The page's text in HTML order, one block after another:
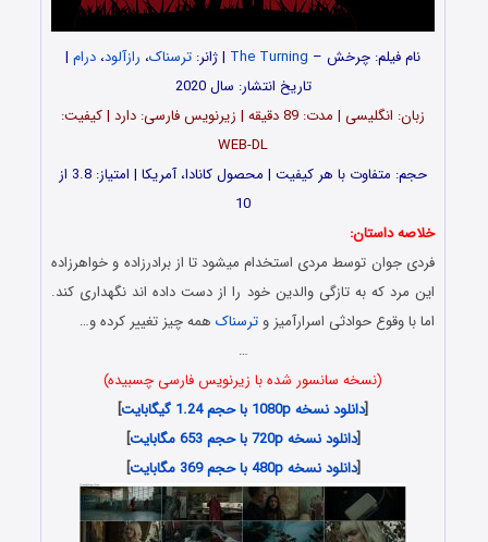
نام فیلم: چرخش – The Turning | ژانر: ترسناک، رازآلود، درام |
تاریخ انتشار: سال 2020
زبان: انگلیسی | مدت: 89 دقیقه | زیرنویس فارسی: دارد | کیفیت:
WEB-DL
حجم: متفاوت با هر کیفیت | محصول کانادا، آمریکا | امتیاز: 3.8 از
10
خلاصه داستان:
فردی جوان توسط مردی استخدام میشود تا از برادرزاده و خواهرزاده
این مرد که به تازگی والدین‌ خود را از دست داده‌ اند نگهداری کند.
اما با وقوع حوادثی اسرارآمیز وترسناک همه چیز تغییر کرده و…
…
(نسخه سانسور شده با زیرنویس فارسی چسبیده)
[دانلود نسخه 1080p با حجم 1.24 گیگابایت
]
[دانلود نسخه 720p با حجم 653 مگابایت
]
[دانلود نسخه 480p با حجم 369 مگابایت ]